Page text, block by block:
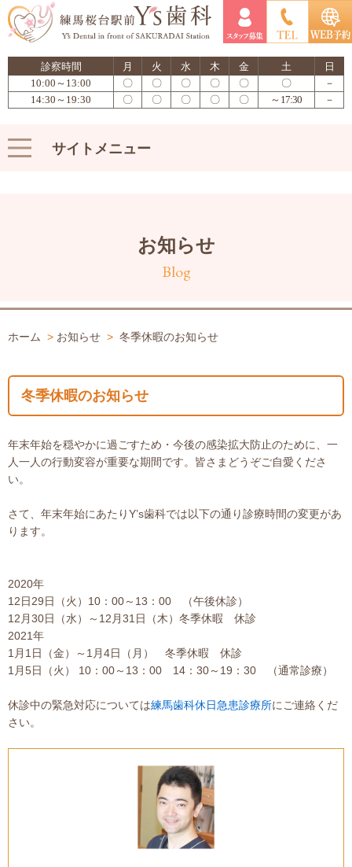
診察時間 月 火 水 木 金 土
日
10:00～13:00
〇 〇 〇 〇 〇 〇
－
14:30～19:30
〇 〇 〇 〇 〇 ～17:30 －
サイトメニュー
お知らせ
Blog
ホーム > お知らせ > 冬季休暇のお知らせ
冬季休暇のお知らせ
年末年始を穏やかに過ごすため・今後の感染拡大防止のために、一
人一人の行動変容が重要な期間です。皆さまどうぞご自愛くださ
い。
さて、年末年始にあたりY’s歯科では以下の通り診療時間の変更があ
ります。
2020年
12日29日（火）10：00～13：00 （午後休診）
12月30日（水）～12月31日（木）冬季休暇 休診
2021年
1月1日（金）～1月4日（月） 冬季休暇 休診
1月5日（火） 10：00～13：00 14：30～19：30 （通常診療）
休診中の緊急対応については練馬歯科休日急患診療所にご連絡くだ
さい。